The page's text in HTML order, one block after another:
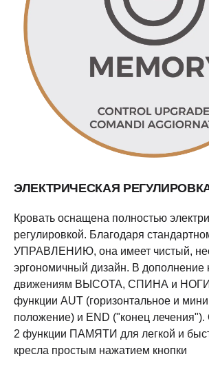
ЭЛЕКТРИЧЕСКАЯ
Кровать оснащена полностью
регулировкой. Благодаря
УПРАВЛЕНИЮ, она имеет чистый,
эргономичный дизайн. В дополнение
движениям ВЫСОТА, СПИНА и
функции AUT (горизонтальное и
положение) и END ("конец
2 функции ПАМЯТИ для легкой и
кресла простым нажатием кнопки